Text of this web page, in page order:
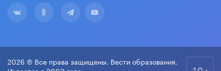
2026 © Все права защищены. Вести образования.